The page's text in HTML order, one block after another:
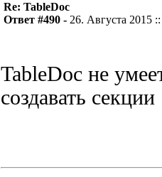
Re: TableDoc
Ответ #490 - 26. Августа 2015
TableDoc не
создавать секции